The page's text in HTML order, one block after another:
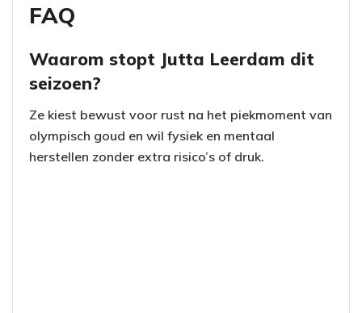
FAQ
Waarom stopt Jutta Leerdam dit
seizoen?
Ze kiest bewust voor rust na het piekmoment van
olympisch goud en wil fysiek en mentaal
herstellen zonder extra risico’s of druk.